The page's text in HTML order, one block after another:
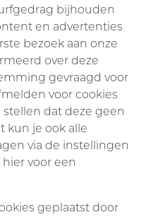
bijhouden
en advertenties
bezoek aan onze
over deze
gevraagd voor
voor cookies
dat deze geen
kun je ook alle
via de instellingen
hier voor een
geplaatst door